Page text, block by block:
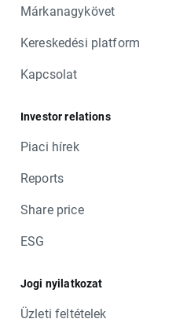
Márkanagykövet
Kereskedési platform
Kapcsolat
Investor relations
Piaci hírek
Reports
Share price
ESG
Jogi nyilatkozat
Üzleti feltételek